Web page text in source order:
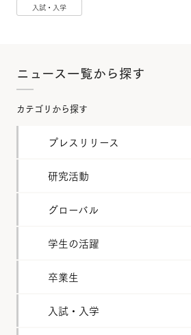
入試・入学
ニュース一覧から探す
カテゴリから探す
プレスリリース
研究活動
グローバル
学生の活躍
卒業生
入試・入学